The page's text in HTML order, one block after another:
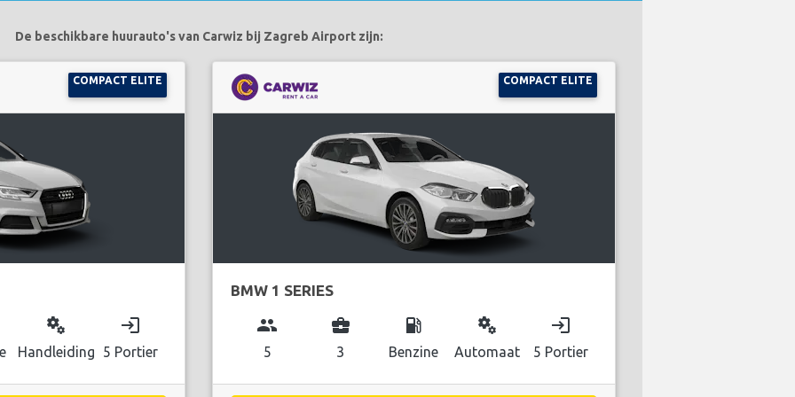
De beschikbare huurauto's van Carwiz bij Zagreb Airport zijn:
COMPACT ELITE
miscellaneous_services
Handleiding
login
5 Portier
COMPACT ELITE
BMW 1 SERIES
group
5
business_center
3
local_gas_station
Benzine
miscellaneous_services
Automaat
login
5 Portier